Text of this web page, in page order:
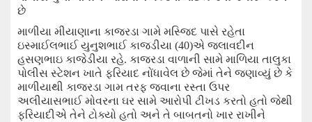
છે
માળીયા મીયાણાના કાજરડા ગામે મસ્જિદ પાસે રહેતા
ઇસ્માઈલભાઈ યુનુશભાઈ કાજડીયા (40)એ જલાવદીન
હસણભાઇ કાજેડીયા રહે. કાજરડા વાળાની સામે માળિયા તાલુકા
પોલીસ સ્ટેશન ખાતે ફરિયાદ નોંધાવેલ છે જેમાં તેને જણાવ્યું છે કે
માળીયાથી કાજરડા ગામ તરફ જવાના રસ્તા ઉપર
અલીયાસભાઈ મોવરના ઘર સામે આરોપી ટીખડ કરતો હતો જેથી
ફરિયાદીએ તેને ટોક્યો હતો અને તે બાબતનો ખાર રાખીને